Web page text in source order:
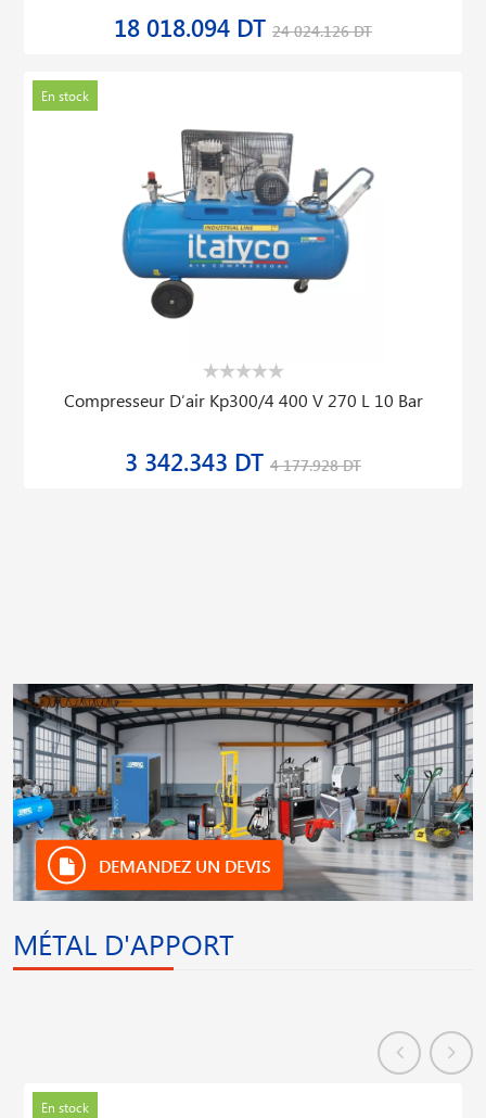
18 018.094 DT 24 024.126 DT
En stock
Compresseur D′air Kp300/4 400 V 270 L 10 Bar
3 342.343 DT 4 177.928 DT
DEMANDEZ UN DEVIS
MÉTAL D'APPORT
En stock